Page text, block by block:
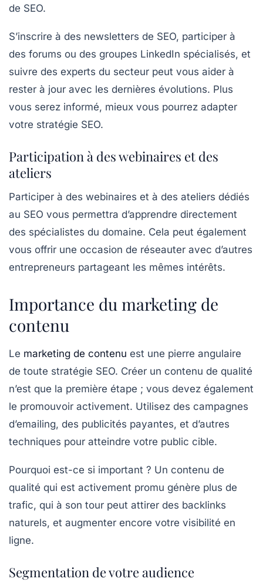
de SEO.
S’inscrire à des newsletters de SEO, participer à
des forums ou des groupes LinkedIn spécialisés, et
suivre des experts du secteur peut vous aider à
rester à jour avec les dernières évolutions. Plus
vous serez informé, mieux vous pourrez adapter
votre stratégie SEO.
Participation à des webinaires et des
ateliers
Participer à des webinaires et à des ateliers dédiés
au SEO vous permettra d’apprendre directement
des spécialistes du domaine. Cela peut également
vous offrir une occasion de réseauter avec d’autres
entrepreneurs partageant les mêmes intérêts.
Importance du marketing de
contenu
Le marketing de contenu est une pierre angulaire
de toute stratégie SEO. Créer un contenu de qualité
n’est que la première étape ; vous devez également
le promouvoir activement. Utilisez des campagnes
d’emailing, des publicités payantes, et d’autres
techniques pour atteindre votre public cible.
Pourquoi est-ce si important ? Un contenu de
qualité qui est activement promu génère plus de
trafic, qui à son tour peut attirer des backlinks
naturels, et augmenter encore votre visibilité en
ligne.
Segmentation de votre audience